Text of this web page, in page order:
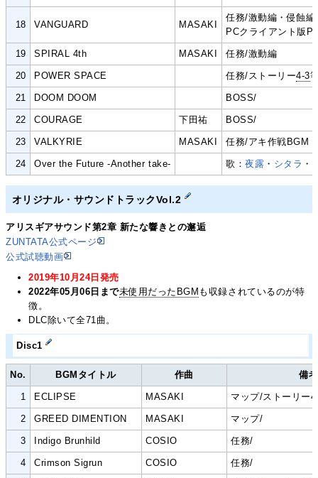
18 VANGUARD MASAKI
任務/激動編・侵蝕編
PCクライアント版
19 SPIRAL 4th MASAKI 任務/激動編
20 POWER SPACE 任務/ストーリー4-3
21 DOOM DOOM BOSS/
22 COURAGE 下田祐 BOSS/
23 VALKYRIE MASAKI 任務/アキ作戦BGM
24 Over the Future -Another take- 歌：夜露 ・ シタラ ・
オリジナル・サウンドトラックVol.2
アリスギアサウンド第2章 新たな響きとの邂逅
ZUNTATA公式ページ
公式試聴動画
2019年10月24日発売
2022年05月06日まで未使用だったBGM も収録されているのが特
徴。
DLC除いて全71曲。
Disc1
No. BGMタイトル 作曲 備考
1 ECLIPSE MASAKI マップ/ストーリー
2 GREED DIMENTION MASAKI マップ/
3 Indigo Brunhild COSIO 任務/
4 Crimson Sigrun COSIO 任務/